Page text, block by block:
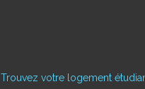
Trouvez votre logement